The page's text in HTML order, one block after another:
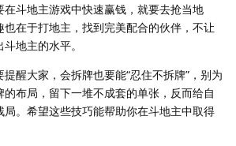
斗地主游戏中快速赢钱，就要去抢当地
也在于打地主，找到完美配合的伙伴，不让
地主的水平。
醒大家，会拆牌也要能“忍住不拆牌”，别为
布局，留下一堆不成套的单张，反而给自
。希望这些技巧能帮助你在斗地主中取得